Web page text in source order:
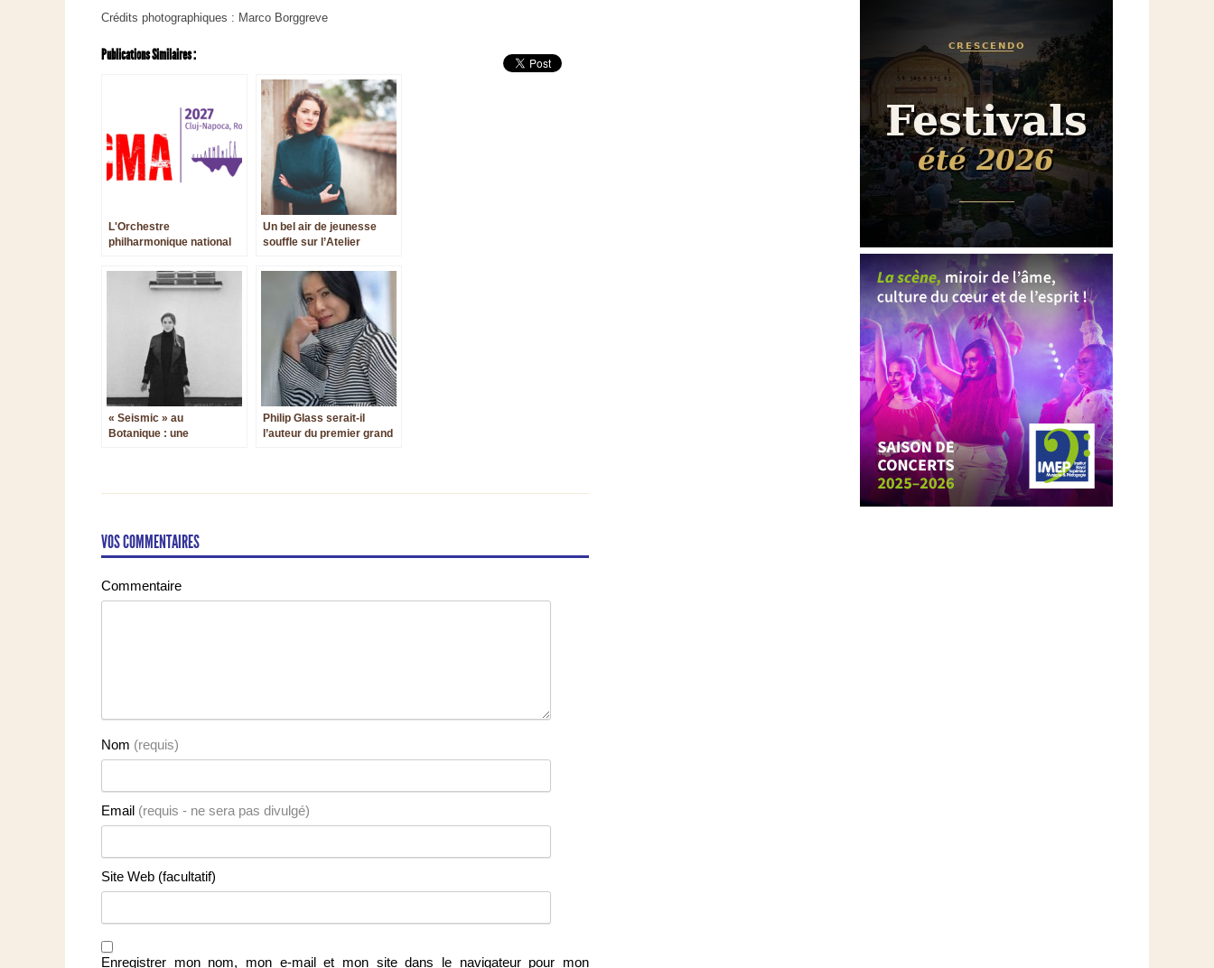
Crédits photographiques : Marco Borggreve
Publications Similaires :
L'Orchestre
philharmonique national
Napoca accueillera le gala
2027 des ICMA
Un bel air de jeunesse
souffle sur l’Atelier
« Seismic » au
Botanique : une
Philip Glass serait-il
l’auteur du premier grand
VOS COMMENTAIRES
Commentaire
Nom (requis)
Email (requis - ne sera pas divulgé)
Site Web (facultatif)
Enregistrer mon nom, mon e-mail et mon site dans le navigateur pour mon